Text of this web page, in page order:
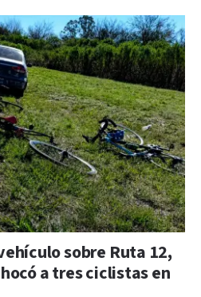
sobre Ruta 12,
a tres ciclistas en